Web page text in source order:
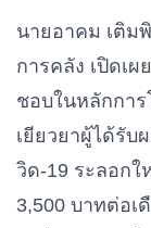
นายอาคม เติม
การคลัง เปิดเ
ชอบในหลักการ
เยียวยาผู้ได้รับ
วิด-19 ระลอก
3,500 บาทต่อเ